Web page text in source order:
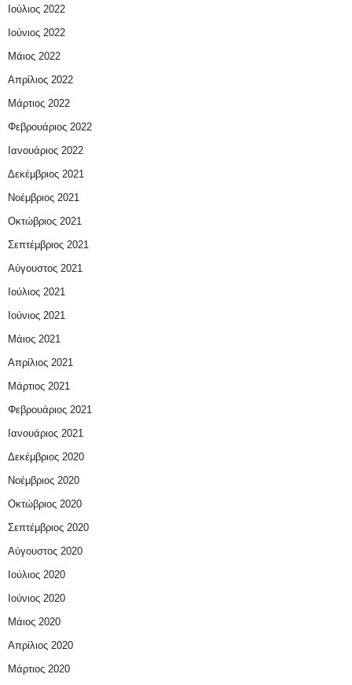
Ιούλιος 2022
Ιούνιος 2022
Μάιος 2022
Απρίλιος 2022
Μάρτιος 2022
Φεβρουάριος 2022
Ιανουάριος 2022
Δεκέμβριος 2021
Νοέμβριος 2021
Οκτώβριος 2021
Σεπτέμβριος 2021
Αύγουστος 2021
Ιούλιος 2021
Ιούνιος 2021
Μάιος 2021
Απρίλιος 2021
Μάρτιος 2021
Φεβρουάριος 2021
Ιανουάριος 2021
Δεκέμβριος 2020
Νοέμβριος 2020
Οκτώβριος 2020
Σεπτέμβριος 2020
Αύγουστος 2020
Ιούλιος 2020
Ιούνιος 2020
Μάιος 2020
Απρίλιος 2020
Μάρτιος 2020